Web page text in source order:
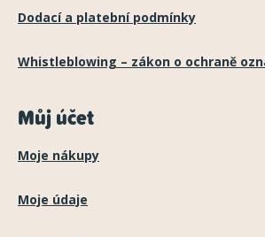
Dodací a platební podmínky
Whistleblowing – zákon o ochraně
Můj účet
Moje nákupy
Moje údaje